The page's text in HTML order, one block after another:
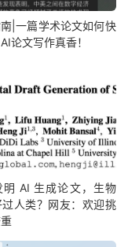
|一篇学术论文如何快
论文写作真香！
明 AI 生成论文，生物
人类？网友：欢迎挑